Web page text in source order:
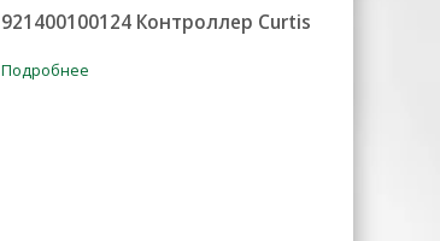
921400100124 Контроллер Curtis
Подробнее